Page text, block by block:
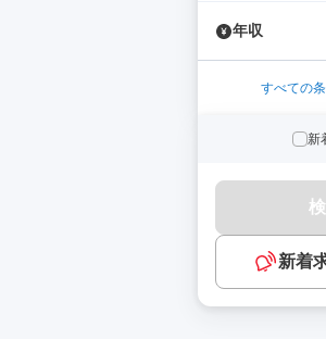
年収
すべての
新
新着